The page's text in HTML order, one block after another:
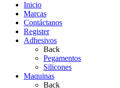
Inicio
Marcas
Contáctanos
Register
Adhesivos
Back
Pegamentos
Silicones
Maquinas
Back